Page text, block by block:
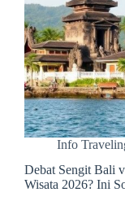
Info
Debat Sengit Bali
Wisata 2026? Ini